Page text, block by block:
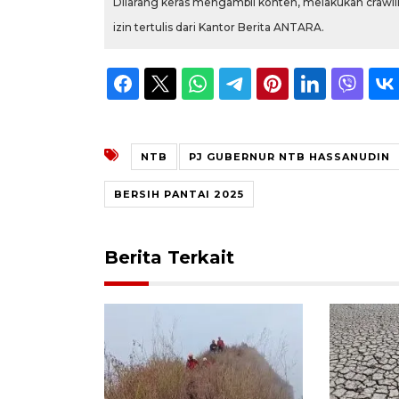
izin tertulis dari Kantor Berita ANTARA.
NTB PJ GUBERNUR NTB HASSANUDIN
BERSIH PANTAI 2025
Berita Terkait